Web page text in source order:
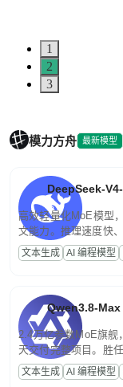
1
2
3
模力方舟 最新模型
DeepSeek-
高效轻量化MoE模型
文能力。推理速度快
高并发、轻量化任务
文案处理等普惠刚需
文本生成 AI 编程模型
Qwen3.8-Max
2.4万亿参数MoE旗舰
天交付完整项目。胜
话端到端交付生产级
程，支持超长文档与
文本生成 AI 编程模型